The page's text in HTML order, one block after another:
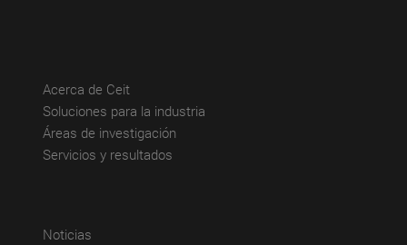
Acerca de Ceit(abre en nueva ventana)
Soluciones para la industria
Áreas de investigación
Servicios y resultados
Noticias